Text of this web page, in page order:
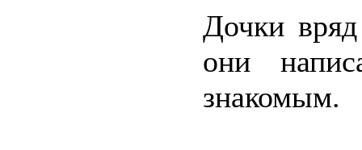
Дочки
они
знакомым.